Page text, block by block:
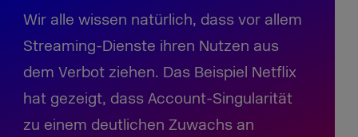
Wir alle wissen natürlich, dass vor allem
Streaming-Dienste ihren Nutzen aus
dem Verbot ziehen. Das Beispiel Netflix
hat gezeigt, dass Account-Singularität
zu einem deutlichen Zuwachs an